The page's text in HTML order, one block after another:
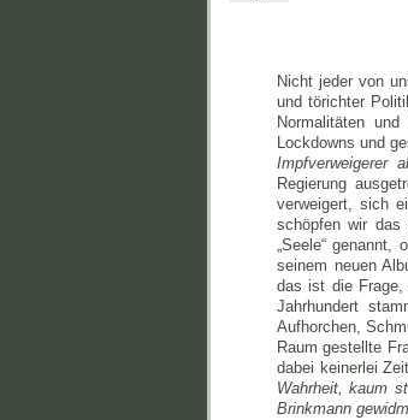
Nicht jeder von
und törichter
Normalitäten
Lockdowns und
Impfverweigerer
Regierung
verweigert, sich
schöpfen wir das
„Seele“ genannt,
seinem neuen
das ist die Frage,
Jahrhundert
Aufhorchen,
Raum gestellte
dabei keinerlei
Wahrheit, kaum
Brinkmann